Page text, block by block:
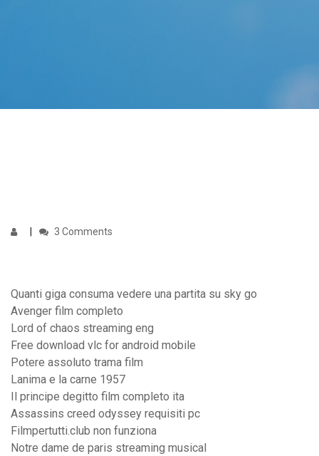
3 Comments
Quanti giga consuma vedere una partita su sky go
Avenger film completo
Lord of chaos streaming eng
Free download vlc for android mobile
Potere assoluto trama film
Lanima e la carne 1957
Il principe degitto film completo ita
Assassins creed odyssey requisiti pc
Filmpertutti.club non funziona
Notre dame de paris streaming musical